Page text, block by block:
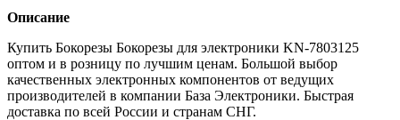
Описание
Купить Бокорезы Бокорезы для электроники KN-7803125
оптом и в розницу по лучшим ценам. Большой выбор
качественных электронных компонентов от ведущих
производителей в компании База Электроники. Быстрая
доставка по всей России и странам СНГ.